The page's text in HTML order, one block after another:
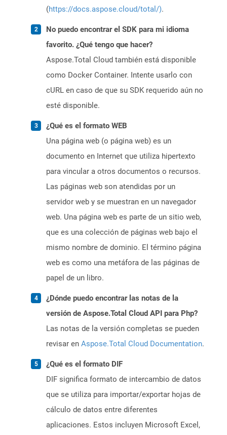
(https://docs.aspose.cloud/total/).
No puedo encontrar el SDK para mi idioma
favorito. ¿Qué tengo que hacer?
Aspose.Total Cloud también está disponible
como Docker Container. Intente usarlo con
cURL en caso de que su SDK requerido aún no
esté disponible.
¿Qué es el formato WEB
Una página web (o página web) es un
documento en Internet que utiliza hipertexto
para vincular a otros documentos o recursos.
Las páginas web son atendidas por un
servidor web y se muestran en un navegador
web. Una página web es parte de un sitio web,
que es una colección de páginas web bajo el
mismo nombre de dominio. El término página
web es como una metáfora de las páginas de
papel de un libro.
¿Dónde puedo encontrar las notas de la
versión de Aspose.Total Cloud API para Php?
Las notas de la versión completas se pueden
revisar en Aspose.Total Cloud Documentation.
¿Qué es el formato DIF
DIF significa formato de intercambio de datos
que se utiliza para importar/exportar hojas de
cálculo de datos entre diferentes
aplicaciones. Estos incluyen Microsoft Excel,